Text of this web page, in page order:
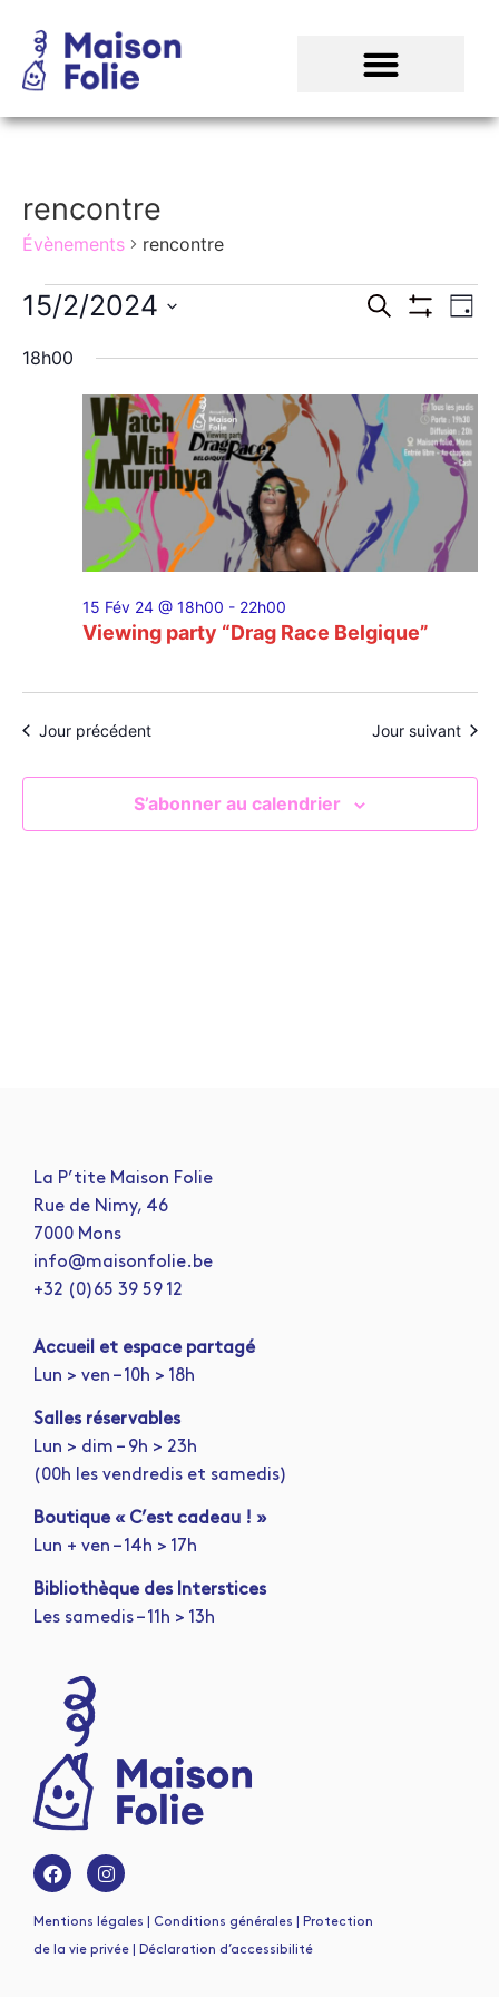
rencontre
Évènements rencontre
et
de
vues
Recherche
Jour
15/2/2024
une
date.
18h00
Viewing party “Drag Race Belgique”
15 Fév 24 @ 18h00 - 22h00
Jour précédent Jour suivant
S’abonner au calendrier
La P’tite Maison Folie
Rue de Nimy, 46
7000 Mons
info@maisonfolie.be
+32 (0)65 39 59 12
Accueil et espace partagé
Lun > ven – 10h > 18h
Salles réservables
Lun > dim – 9h > 23h
(00h les vendredis et samedis)
Boutique « C’est cadeau ! »
Lun + ven – 14h > 17h
Bibliothèque des Interstices
Les samedis – 11h > 13h
Mentions légales | Conditions générales | Protection
de la vie privée | Déclaration d’accessibilité